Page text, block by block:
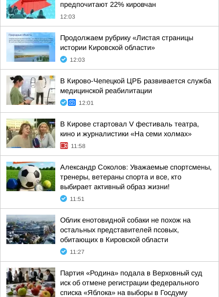
предпочитают 22% кировчан
12:03
Продолжаем рубрику «Листая страницы
истории Кировской области»
12:03
В Кирово-Чепецкой ЦРБ развивается служба
медицинской реабилитации
12:01
В Кирове стартовал V фестиваль театра,
кино и журналистики «На семи холмах»
11:58
Александр Соколов: Уважаемые спортсмены,
тренеры, ветераны спорта и все, кто
выбирает активный образ жизни!
11:51
Облик енотовидной собаки не похож на
остальных представителей псовых,
обитающих в Кировской области
11:27
Партия «Родина» подала в Верховный суд
иск об отмене регистрации федерального
списка «Яблока» на выборы в Госдуму